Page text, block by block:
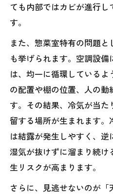
ても内部ではカビが進行
す。
また、惣菜室特有の問題と
も挙げられます。空調設
は、均一に循環している
の配置や棚の位置、人の動
す。その結果、冷気が当
留する場所が生まれます
は結露が発生しやすく、
湿気が抜けずに溜まり続
生リスクが高まります。
さらに、見逃せないのが